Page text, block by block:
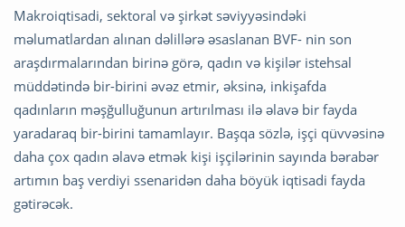
Makroiqtisadi, sektoral və şirkət səviyyəsindəki
məlumatlardan alınan dəlillərə əsaslanan BVF- nin son
araşdırmalarından birinə görə, qadın və kişilər istehsal
müddətində bir-birini əvəz etmir, əksinə, inkişafda
qadınların məşğulluğunun artırılması ilə əlavə bir fayda
yaradaraq bir-birini tamamlayır. Başqa sözlə, işçi qüvvəsinə
daha çox qadın əlavə etmək kişi işçilərinin sayında bərabər
artımın baş verdiyi ssenaridən daha böyük iqtisadi fayda
gətirəcək.